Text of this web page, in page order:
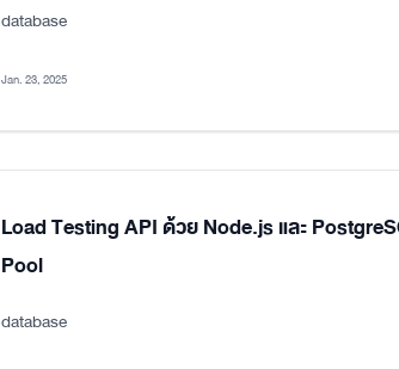
database
Jan. 23, 2025
Load Testing API ด้วย Node.js และ
Pool
database